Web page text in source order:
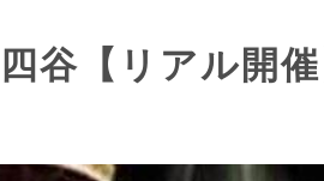
谷【リアル開